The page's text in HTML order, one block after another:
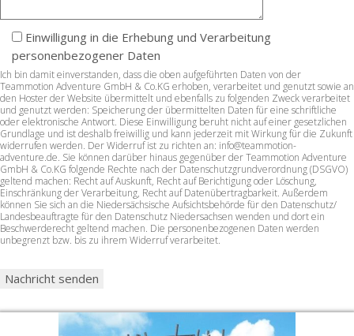
Einwilligung in die Erhebung und Verarbeitung
personenbezogener Daten
Ich bin damit einverstanden, dass die oben aufgeführten Daten von der
Teammotion Adventure GmbH & Co.KG erhoben, verarbeitet und genutzt sowie an
den Hoster der Website übermittelt und ebenfalls zu folgenden Zweck verarbeitet
und genutzt werden: Speicherung der übermittelten Daten für eine schriftliche
oder elektronische Antwort. Diese Einwilligung beruht nicht auf einer gesetzlichen
Grundlage und ist deshalb freiwillig und kann jederzeit mit Wirkung für die Zukunft
widerrufen werden. Der Widerruf ist zu richten an: info@teammotion-
adventure.de. Sie können darüber hinaus gegenüber der Teammotion Adventure
GmbH & Co.KG folgende Rechte nach der Datenschutzgrundverordnung (DSGVO)
geltend machen: Recht auf Auskunft, Recht auf Berichtigung oder Löschung,
Einschränkung der Verarbeitung, Recht auf Datenübertragbarkeit. Außerdem
können Sie sich an die Niedersächsische Aufsichtsbehörde für den Datenschutz/
Landesbeauftragte für den Datenschutz Niedersachsen wenden und dort ein
Beschwerderecht geltend machen. Die personenbezogenen Daten werden
unbegrenzt bzw. bis zu ihrem Widerruf verarbeitet.